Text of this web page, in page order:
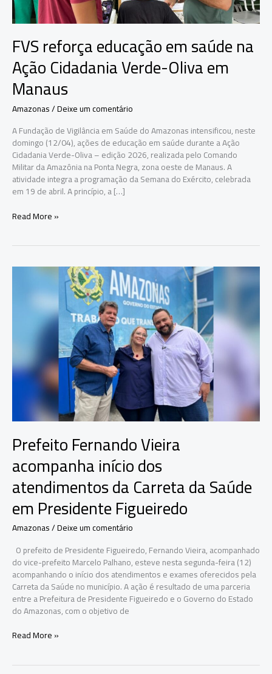
FVS reforça educação em saúde na
Ação Cidadania Verde-Oliva em
Manaus
Amazonas/Deixe um comentário
A Fundação de Vigilância em Saúde do Amazonas intensificou, neste
domingo (12/04), ações de educação em saúde durante a Ação
Cidadania Verde-Oliva – edição 2026, realizada pelo Comando
Militar da Amazônia na Ponta Negra, zona oeste de Manaus. A
atividade integra a programação da Semana do Exército, celebrada
em 19 de abril. A princípio, a […]
FVS
saúde
Verde-
Read More »
Prefeito Fernando Vieira
acompanha início dos
atendimentos da Carreta da Saúde
em Presidente Figueiredo
Amazonas/Deixe um comentário
O prefeito de Presidente Figueiredo, Fernando Vieira, acompanhado
do vice-prefeito Marcelo Palhano, esteve nesta segunda-feira (12)
acompanhando o início dos atendimentos e exames oferecidos pela
Carreta da Saúde no município. A ação é resultado de uma parceria
entre a Prefeitura de Presidente Figueiredo e o Governo do Estado
do Amazonas, com o objetivo de
Prefeito
Read More »